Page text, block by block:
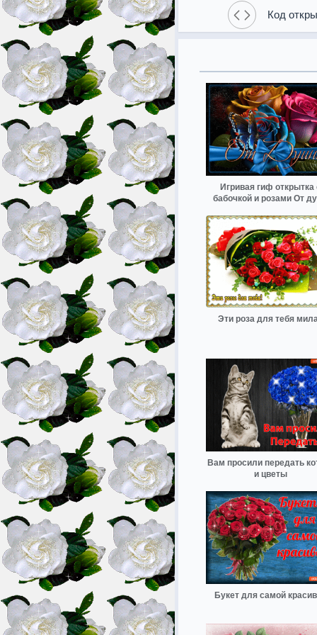
Код
Игривая гиф открытка
бабочкой и розами От
Эти роза для тебя
Вам просили передать
и цветы
Букет для самой